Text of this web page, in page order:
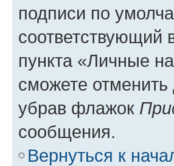
подписи по
пункта «Личные
сможете
убрав флажок
сообщения.
Вернуться к